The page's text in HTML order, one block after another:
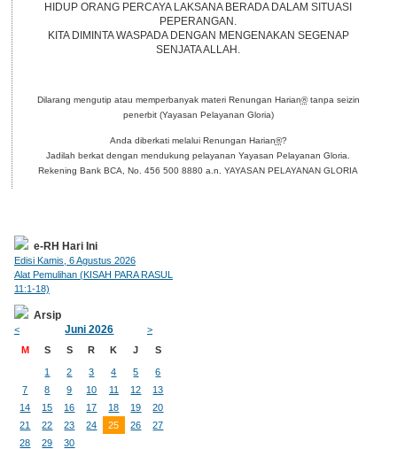
HIDUP ORANG PERCAYA LAKSANA BERADA DALAM SITUASI
PEPERANGAN.
KITA DIMINTA WASPADA DENGAN MENGENAKAN SEGENAP
SENJATA ALLAH.
Dilarang mengutip atau memperbanyak materi Renungan Harian®tanpa seizin
penerbit (Yayasan Pelayanan Gloria)
Anda diberkati melalui Renungan Harian®?
Jadilah berkat dengan mendukung pelayanan Yayasan Pelayanan Gloria.
Rekening Bank BCA, No. 456 500 8880 a.n. YAYASAN PELAYANAN GLORIA
e-RH Hari Ini
Edisi Kamis, 6 Agustus 2026
Alat Pemulihan (KISAH PARA RASUL
11:1-18)
Arsip
< Juni 2026
>
M
S S R K J S
1 2 3 4 5
6
7
8 9 10 11 12
13
14
15 16 17 18 19
20
21
22 23 24 25 26
27
28
29 30